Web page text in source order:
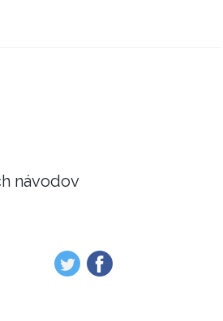
návodov